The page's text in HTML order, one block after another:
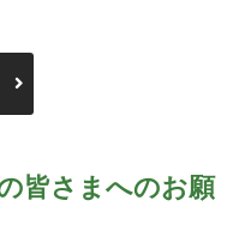
皆さまへのお願